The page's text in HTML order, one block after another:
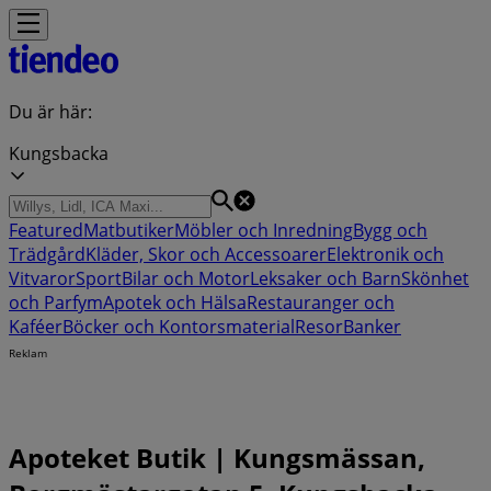
Du är här:
Kungsbacka
FeaturedMatbutikerMöbler och InredningBygg och
TrädgårdKläder, Skor och AccessoarerElektronik och
VitvarorSportBilar och MotorLeksaker och BarnSkönhet
och ParfymApotek och HälsaRestauranger och
KaféerBöcker och KontorsmaterialResorBanker
Reklam
Apoteket Butik | Kungsmässan,